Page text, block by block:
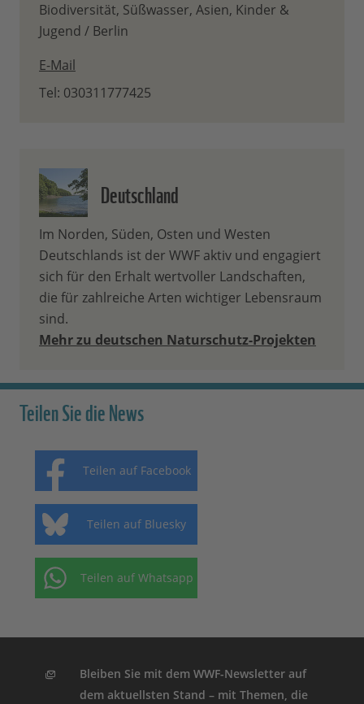
Biodiversität, Süßwasser, Asien, Kinder &
Jugend / Berlin
E-Mail
Tel: 030311777425
Deutschland
Im Norden, Süden, Osten und Westen
Deutschlands ist der WWF aktiv und engagiert
sich für den Erhalt wertvoller Landschaften,
die für zahlreiche Arten wichtiger Lebensraum
sind.
Mehr zu deutschen Naturschutz-Projekten
Teilen Sie die News
Teilen auf Facebook
Teilen auf Bluesky
Teilen auf Whatsapp
Bleiben Sie mit dem WWF-Newsletter auf
dem aktuellsten Stand – mit Themen, die